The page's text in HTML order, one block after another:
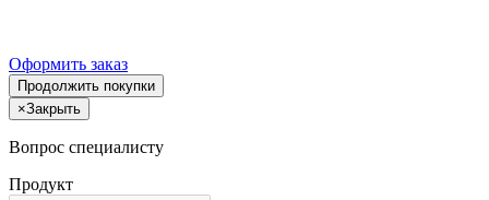
Оформить заказ
Продолжить покупки
×Закрыть
Вопрос специалисту
Продукт